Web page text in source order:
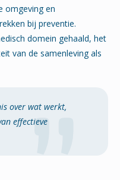
omgeving en
bij preventie.
domein gehaald, het
van de samenleving als
over wat werkt,
effectieve